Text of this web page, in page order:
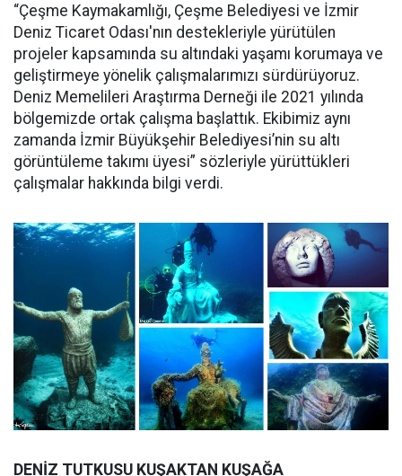
“Çeşme Kaymakamlığı, Çeşme Belediyesi ve İzmir
Deniz Ticaret Odası'nın destekleriyle yürütülen
projeler kapsamında su altındaki yaşamı korumaya ve
geliştirmeye yönelik çalışmalarımızı sürdürüyoruz.
Deniz Memelileri Araştırma Derneği ile 2021 yılında
bölgemizde ortak çalışma başlattık. Ekibimiz aynı
zamanda İzmir Büyükşehir Belediyesi’nin su altı
görüntüleme takımı üyesi” sözleriyle yürüttükleri
çalışmalar hakkında bilgi verdi.
DENİZ TUTKUSU KUŞAKTAN KUŞAĞA